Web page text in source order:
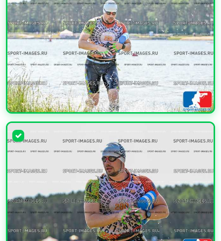
УВЕЛИЧИТЬ